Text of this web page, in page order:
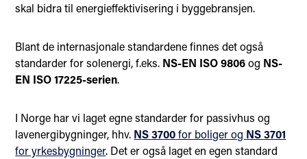
skal bidra til energieffektivisering i byggebransjen.
Blant de internasjonale standardene finnes det også
standarder for solenergi, f.eks. NS-EN ISO 9806og NS-
EN ISO 17225-serien.
I Norge har vi laget egne standarder for passivhus og
lavenergibygninger, hhv. NS 3700for boliger og NS 3701
for yrkesbygninger. Det er også laget en egen standard